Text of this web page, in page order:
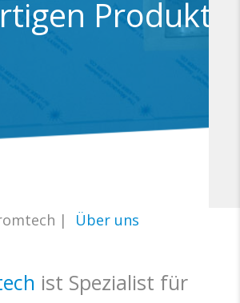
Produkt
| Über uns
ist Spezialist für